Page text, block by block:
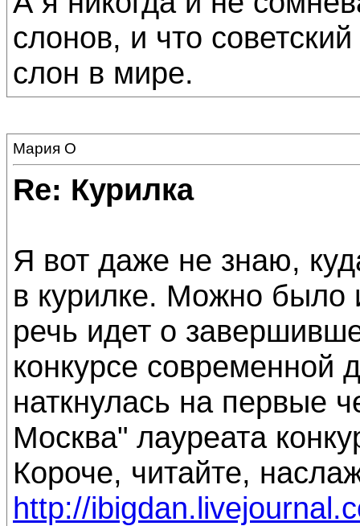
слонов, и что
слон в мире.
Мария О
Re: Курилка
Я вот даже не знаю,
в курилке. Можно было
речь идет о
конкурсе
наткнулась на первые
Москва" лауреата
Короче, читайте,
http://